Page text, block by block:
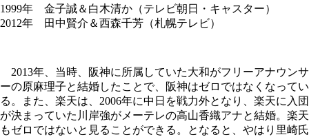
1999年 金子誠＆白木清か（テレビ朝日・キャスター）
2012年 田中賢介＆西森千芳（札幌テレビ）
2013年、当時、阪神に所属していた大和がフリーアナウンサ
ーの原麻理子と結婚したことで、阪神はゼロではなくなってい
る。また、楽天は、2006年に中日を戦力外となり、楽天に入団
が決まっていた川岸強がメーテレの高山香織アナと結婚。楽天
もゼロではないと見ることができる。となると、やはり里崎氏